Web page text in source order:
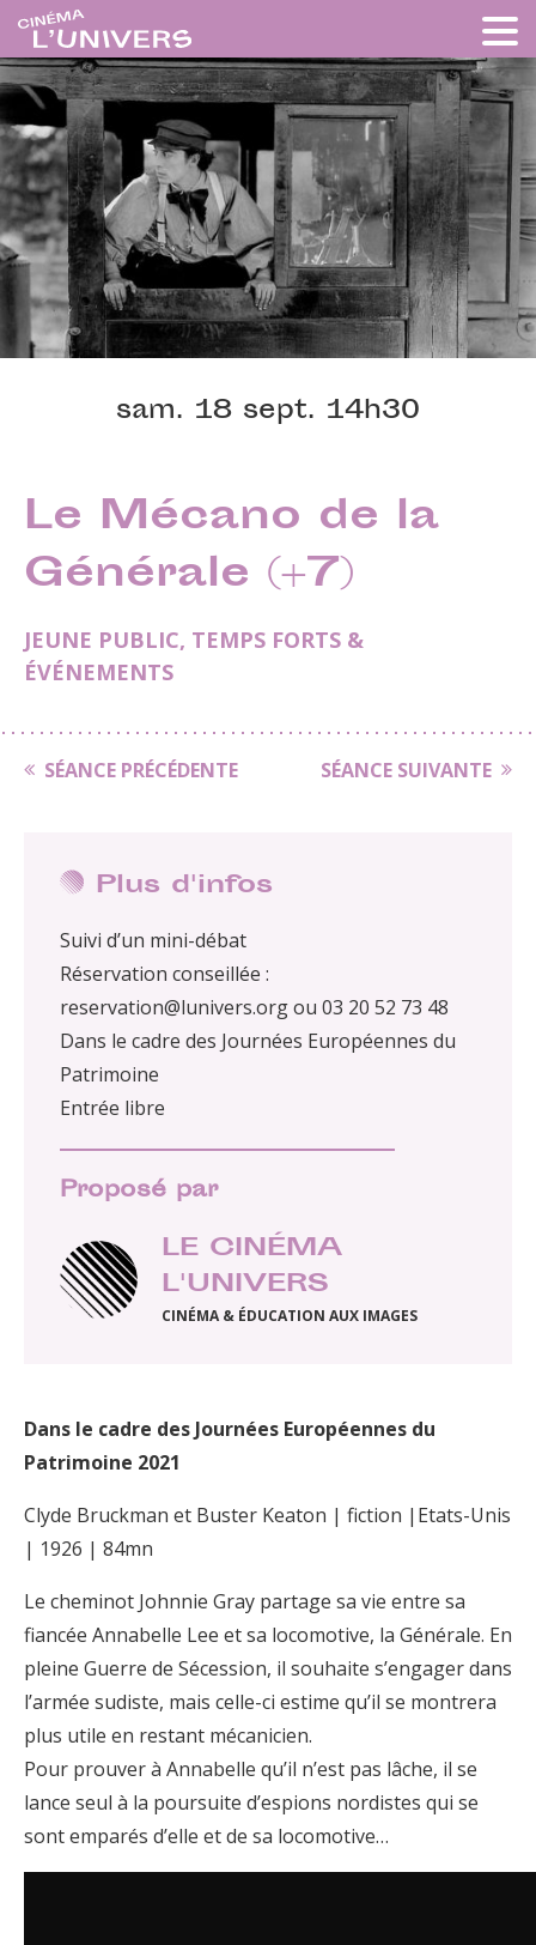
sam. 18 sept. 14h30
Le Mécano de la
Générale (+7)
JEUNE PUBLIC, TEMPS FORTS &
ÉVÉNEMENTS
SÉANCE PRÉCÉDENTE SÉANCE SUIVANTE
Plus d'infos
Suivi d’un mini-débat
Réservation conseillée :
reservation@lunivers.org ou 03 20 52 73 48
Dans le cadre des Journées Européennes du
Patrimoine
Entrée libre
Proposé par
LE CINÉMA
L'UNIVERS
CINÉMA & ÉDUCATION AUX IMAGES
Dans le cadre des Journées Européennes du
Patrimoine 2021
Clyde Bruckman et Buster Keaton | fiction |Etats-Unis
| 1926 | 84mn
Le cheminot Johnnie Gray partage sa vie entre sa
fiancée Annabelle Lee et sa locomotive, la Générale. En
pleine Guerre de Sécession, il souhaite s’engager dans
l’armée sudiste, mais celle-ci estime qu’il se montrera
plus utile en restant mécanicien.
Pour prouver à Annabelle qu’il n’est pas lâche, il se
lance seul à la poursuite d’espions nordistes qui se
sont emparés d’elle et de sa locomotive…